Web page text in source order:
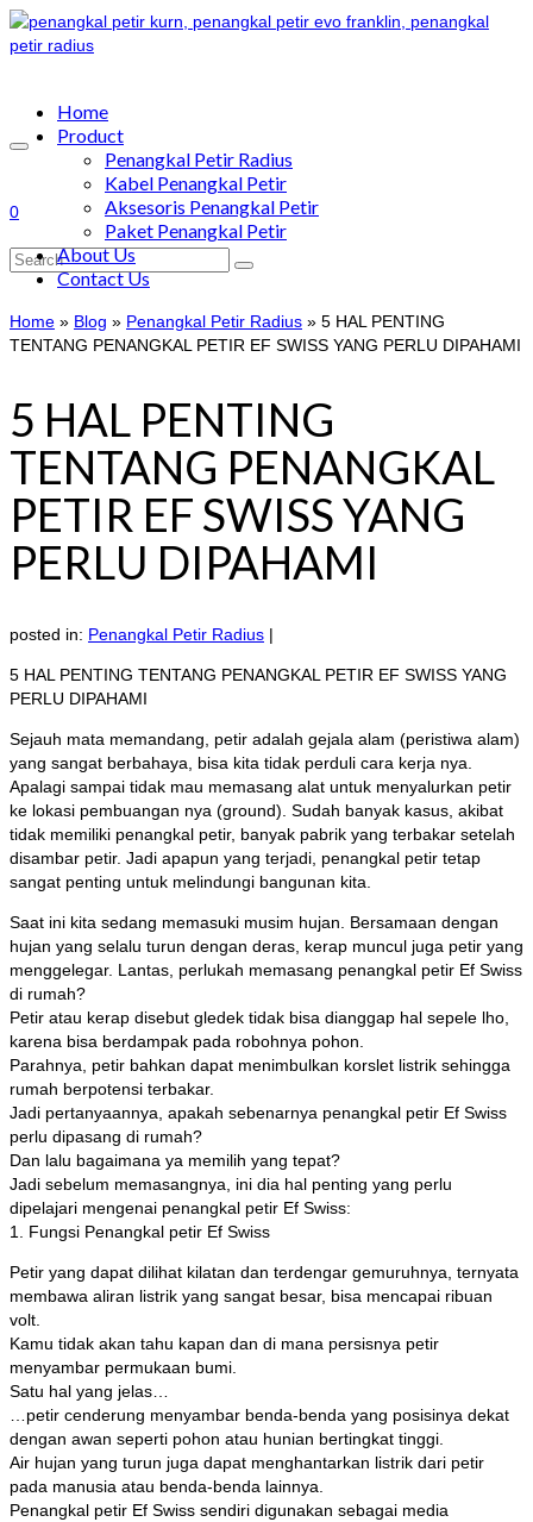
0
Search
Home
Product
Penangkal Petir Radius
Kabel Penangkal Petir
Aksesoris Penangkal Petir
Paket Penangkal Petir
About Us
Contact Us
Home » Blog » Penangkal Petir Radius » 5 HAL PENTING
TENTANG PENANGKAL PETIR EF SWISS YANG PERLU DIPAHAMI
5 HAL PENTING
TENTANG PENANGKAL
PETIR EF SWISS YANG
PERLU DIPAHAMI
posted in: Penangkal Petir Radius |
5 HAL PENTING TENTANG PENANGKAL PETIR EF SWISS YANG
PERLU DIPAHAMI
Sejauh mata memandang, petir adalah gejala alam (peristiwa alam)
yang sangat berbahaya, bisa kita tidak perduli cara kerja nya.
Apalagi sampai tidak mau memasang alat untuk menyalurkan petir
ke lokasi pembuangan nya (ground). Sudah banyak kasus, akibat
tidak memiliki penangkal petir, banyak pabrik yang terbakar setelah
disambar petir. Jadi apapun yang terjadi, penangkal petir tetap
sangat penting untuk melindungi bangunan kita.
Saat ini kita sedang memasuki musim hujan. Bersamaan dengan
hujan yang selalu turun dengan deras, kerap muncul juga petir yang
menggelegar. Lantas, perlukah memasang penangkal petir Ef Swiss
di rumah?
Petir atau kerap disebut gledek tidak bisa dianggap hal sepele lho,
karena bisa berdampak pada robohnya pohon.
Parahnya, petir bahkan dapat menimbulkan korslet listrik sehingga
rumah berpotensi terbakar.
Jadi pertanyaannya, apakah sebenarnya penangkal petir Ef Swiss
perlu dipasang di rumah?
Dan lalu bagaimana ya memilih yang tepat?
Jadi sebelum memasangnya, ini dia hal penting yang perlu
dipelajari mengenai penangkal petir Ef Swiss:
1. Fungsi Penangkal petir Ef Swiss
Petir yang dapat dilihat kilatan dan terdengar gemuruhnya, ternyata
membawa aliran listrik yang sangat besar, bisa mencapai ribuan
volt.
Kamu tidak akan tahu kapan dan di mana persisnya petir
menyambar permukaan bumi.
Satu hal yang jelas…
…petir cenderung menyambar benda-benda yang posisinya dekat
dengan awan seperti pohon atau hunian bertingkat tinggi.
Air hujan yang turun juga dapat menghantarkan listrik dari petir
pada manusia atau benda-benda lainnya.
Penangkal petir Ef Swiss sendiri digunakan sebagai media